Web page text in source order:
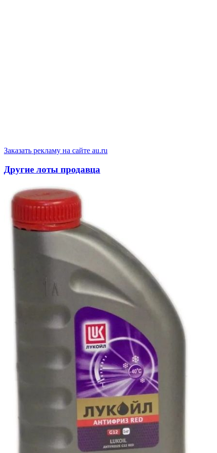
Заказать рекламу на сайте au.ru
Другие лоты продавца